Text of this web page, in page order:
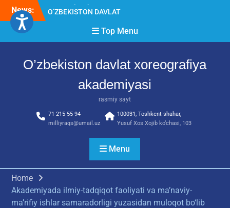
Skip
content
News:
O’ZBEKISTON DAVLAT
AKADEMIYASIDA
о‘tkazilgan kasbiy (ijodiy)
Diqqat e’lon!
imtihon jarayonlari
Top Menu
O’zbekiston davlat xoreografiya
akademiyasi
rasmiy sayt
71 215 55 94
milliyraqs@umail.uz
100031, Toshkent shahar,
Yusuf Xos Xojib ko‘chasi, 103
Menu
Home
Akademiyada ilmiy-tadqiqot faoliyati va ma’naviy-
ma’rifiy ishlar samaradorligi yuzasidan muloqot bo‘lib